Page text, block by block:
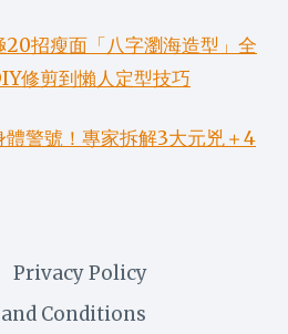
20招瘦面「八字瀏海造型」全
修剪到懶人定型技巧
警號！專家拆解3大元兇＋4
Privacy Policy
Conditions